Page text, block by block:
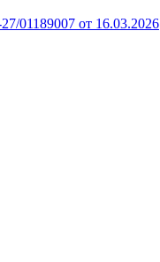
01189007 от 16.03.2026